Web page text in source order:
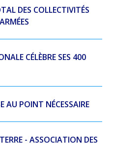
DES COLLECTIVITÉS
CÉLÈBRE SES 400
AU POINT NÉCESSAIRE
- ASSOCIATION DES